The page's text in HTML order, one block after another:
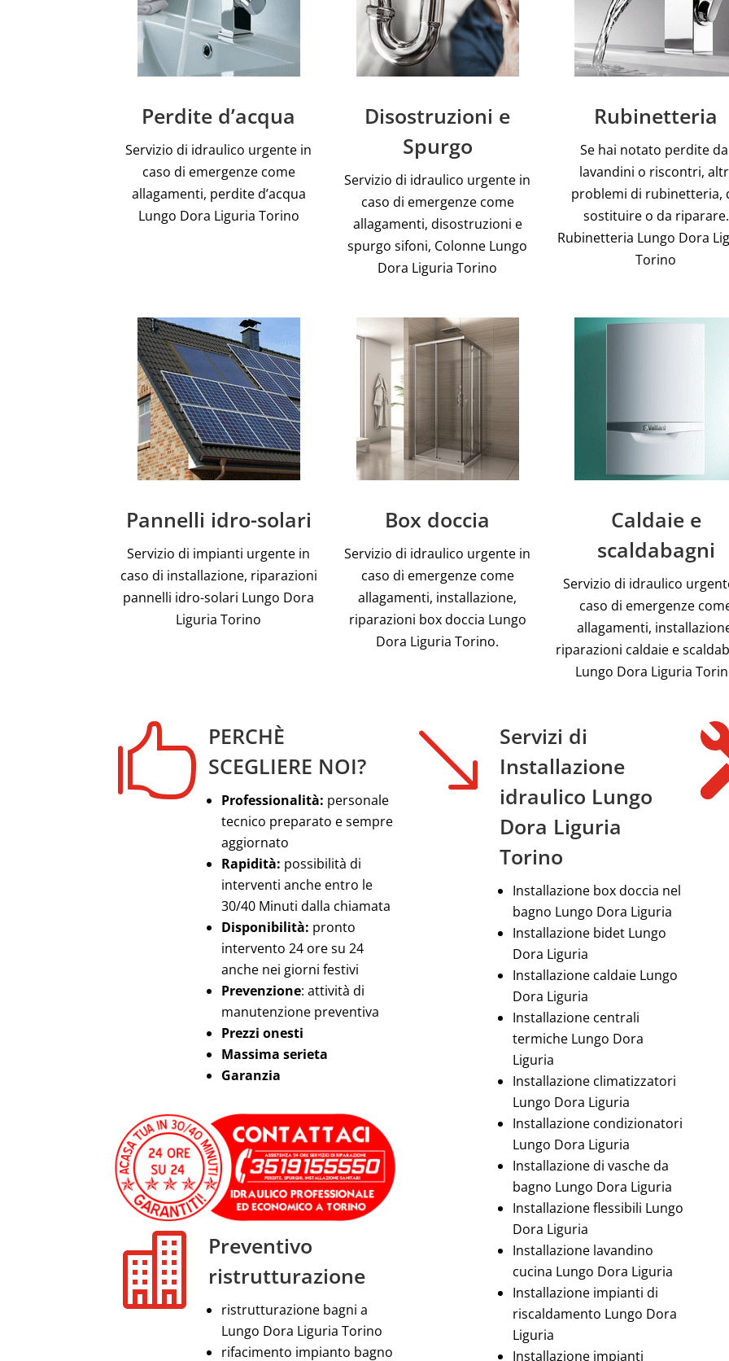
Perdite d’acqua
Servizio di idraulico urgente in
caso di emergenze come
allagamenti, perdite d’acqua
Lungo Dora Liguria Torino
Disostruzioni e
Spurgo
Servizio di idraulico urgente in
caso di emergenze come
allagamenti, disostruzioni e
spurgo sifoni, Colonne Lungo
Dora Liguria Torino
Rubinetteria
Se hai notato perdite
lavandini o riscontri,
problemi di rubinetteria,
sostituire o da riparare.
Rubinetteria Lungo Dora
Torino
Pannelli idro-solari
Servizio di impianti urgente in
caso di installazione, riparazioni
pannelli idro-solari Lungo Dora
Liguria Torino
Box doccia
Servizio di idraulico urgente in
caso di emergenze come
allagamenti, installazione,
riparazioni box doccia Lungo
Dora Liguria Torino.
Caldaie e
scaldabagni
Servizio di idraulico
caso di emergenze
allagamenti,
riparazioni caldaie e
Lungo Dora Liguria
 PERCHÈ
SCEGLIERE NOI?
Professionalità: personale
tecnico preparato e sempre
aggiornato
Rapidità: possibilità di
interventi anche entro le
30/40 Minuti dalla chiamata
Disponibilità: pronto
intervento 24 ore su 24
anche nei giorni festivi
Prevenzione: attività di
manutenzione preventiva
Prezzi onesti
Massima serieta
Garanzia

Preventivo
ristrutturazione
ristrutturazione bagni a
Lungo Dora Liguria Torino
rifacimento impianto bagno
'
Servizi di
Installazione
idraulico Lungo
Dora Liguria
Torino
Installazione box doccia nel
bagno Lungo Dora Liguria
Installazione bidet Lungo
Dora Liguria
Installazione caldaie Lungo
Dora Liguria
Installazione centrali
termiche Lungo Dora
Liguria
Installazione climatizzatori
Lungo Dora Liguria
Installazione condizionatori
Lungo Dora Liguria
Installazione di vasche da
bagno Lungo Dora Liguria
Installazione flessibili Lungo
Dora Liguria
Installazione lavandino
cucina Lungo Dora Liguria
Installazione impianti di
riscaldamento Lungo Dora
Liguria
Installazione impianti